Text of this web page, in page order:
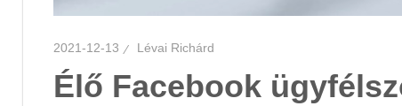
2021-12-13 Lévai Richárd
Élő Facebook